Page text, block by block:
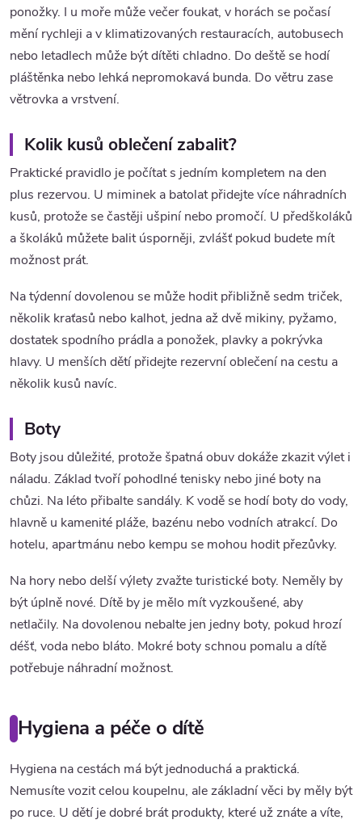
ponožky. I u moře může večer foukat, v horách se počasí
mění rychleji a v klimatizovaných restauracích, autobusech
nebo letadlech může být dítěti chladno. Do deště se hodí
pláštěnka nebo lehká nepromokavá bunda. Do větru zase
větrovka a vrstvení.
Kolik kusů oblečení zabalit?
Praktické pravidlo je počítat s jedním kompletem na den
plus rezervou. U miminek a batolat přidejte více náhradních
kusů, protože se častěji ušpiní nebo promočí. U předškoláků
a školáků můžete balit úsporněji, zvlášť pokud budete mít
možnost prát.
Na týdenní dovolenou se může hodit přibližně sedm triček,
několik kraťasů nebo kalhot, jedna až dvě mikiny, pyžamo,
dostatek spodního prádla a ponožek, plavky a pokrývka
hlavy. U menších dětí přidejte rezervní oblečení na cestu a
několik kusů navíc.
Boty
Boty jsou důležité, protože špatná obuv dokáže zkazit výlet i
náladu. Základ tvoří pohodlné tenisky nebo jiné boty na
chůzi. Na léto přibalte sandály. K vodě se hodí boty do vody,
hlavně u kamenité pláže, bazénu nebo vodních atrakcí. Do
hotelu, apartmánu nebo kempu se mohou hodit přezůvky.
Na hory nebo delší výlety zvažte turistické boty. Neměly by
být úplně nové. Dítě by je mělo mít vyzkoušené, aby
netlačily. Na dovolenou nebalte jen jedny boty, pokud hrozí
déšť, voda nebo bláto. Mokré boty schnou pomalu a dítě
potřebuje náhradní možnost.
Hygiena a péče o dítě
Hygiena na cestách má být jednoduchá a praktická.
Nemusíte vozit celou koupelnu, ale základní věci by měly být
po ruce. U dětí je dobré brát produkty, které už znáte a víte,